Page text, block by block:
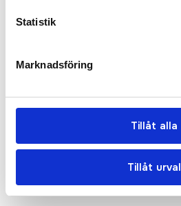
Statistik
Marknadsföring
Tillåt alla
Tillåt urval